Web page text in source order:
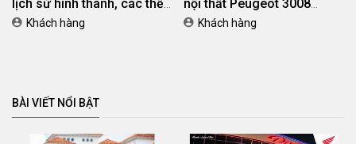
lịch sử hình thành, các thế
hệ trên thế giới và Việt Nam
Khách hàng
nội thất Peugeot 3008
2023: khoang lái, các hàng
Khách hàng
BÀI VIẾT NỔI BẬT